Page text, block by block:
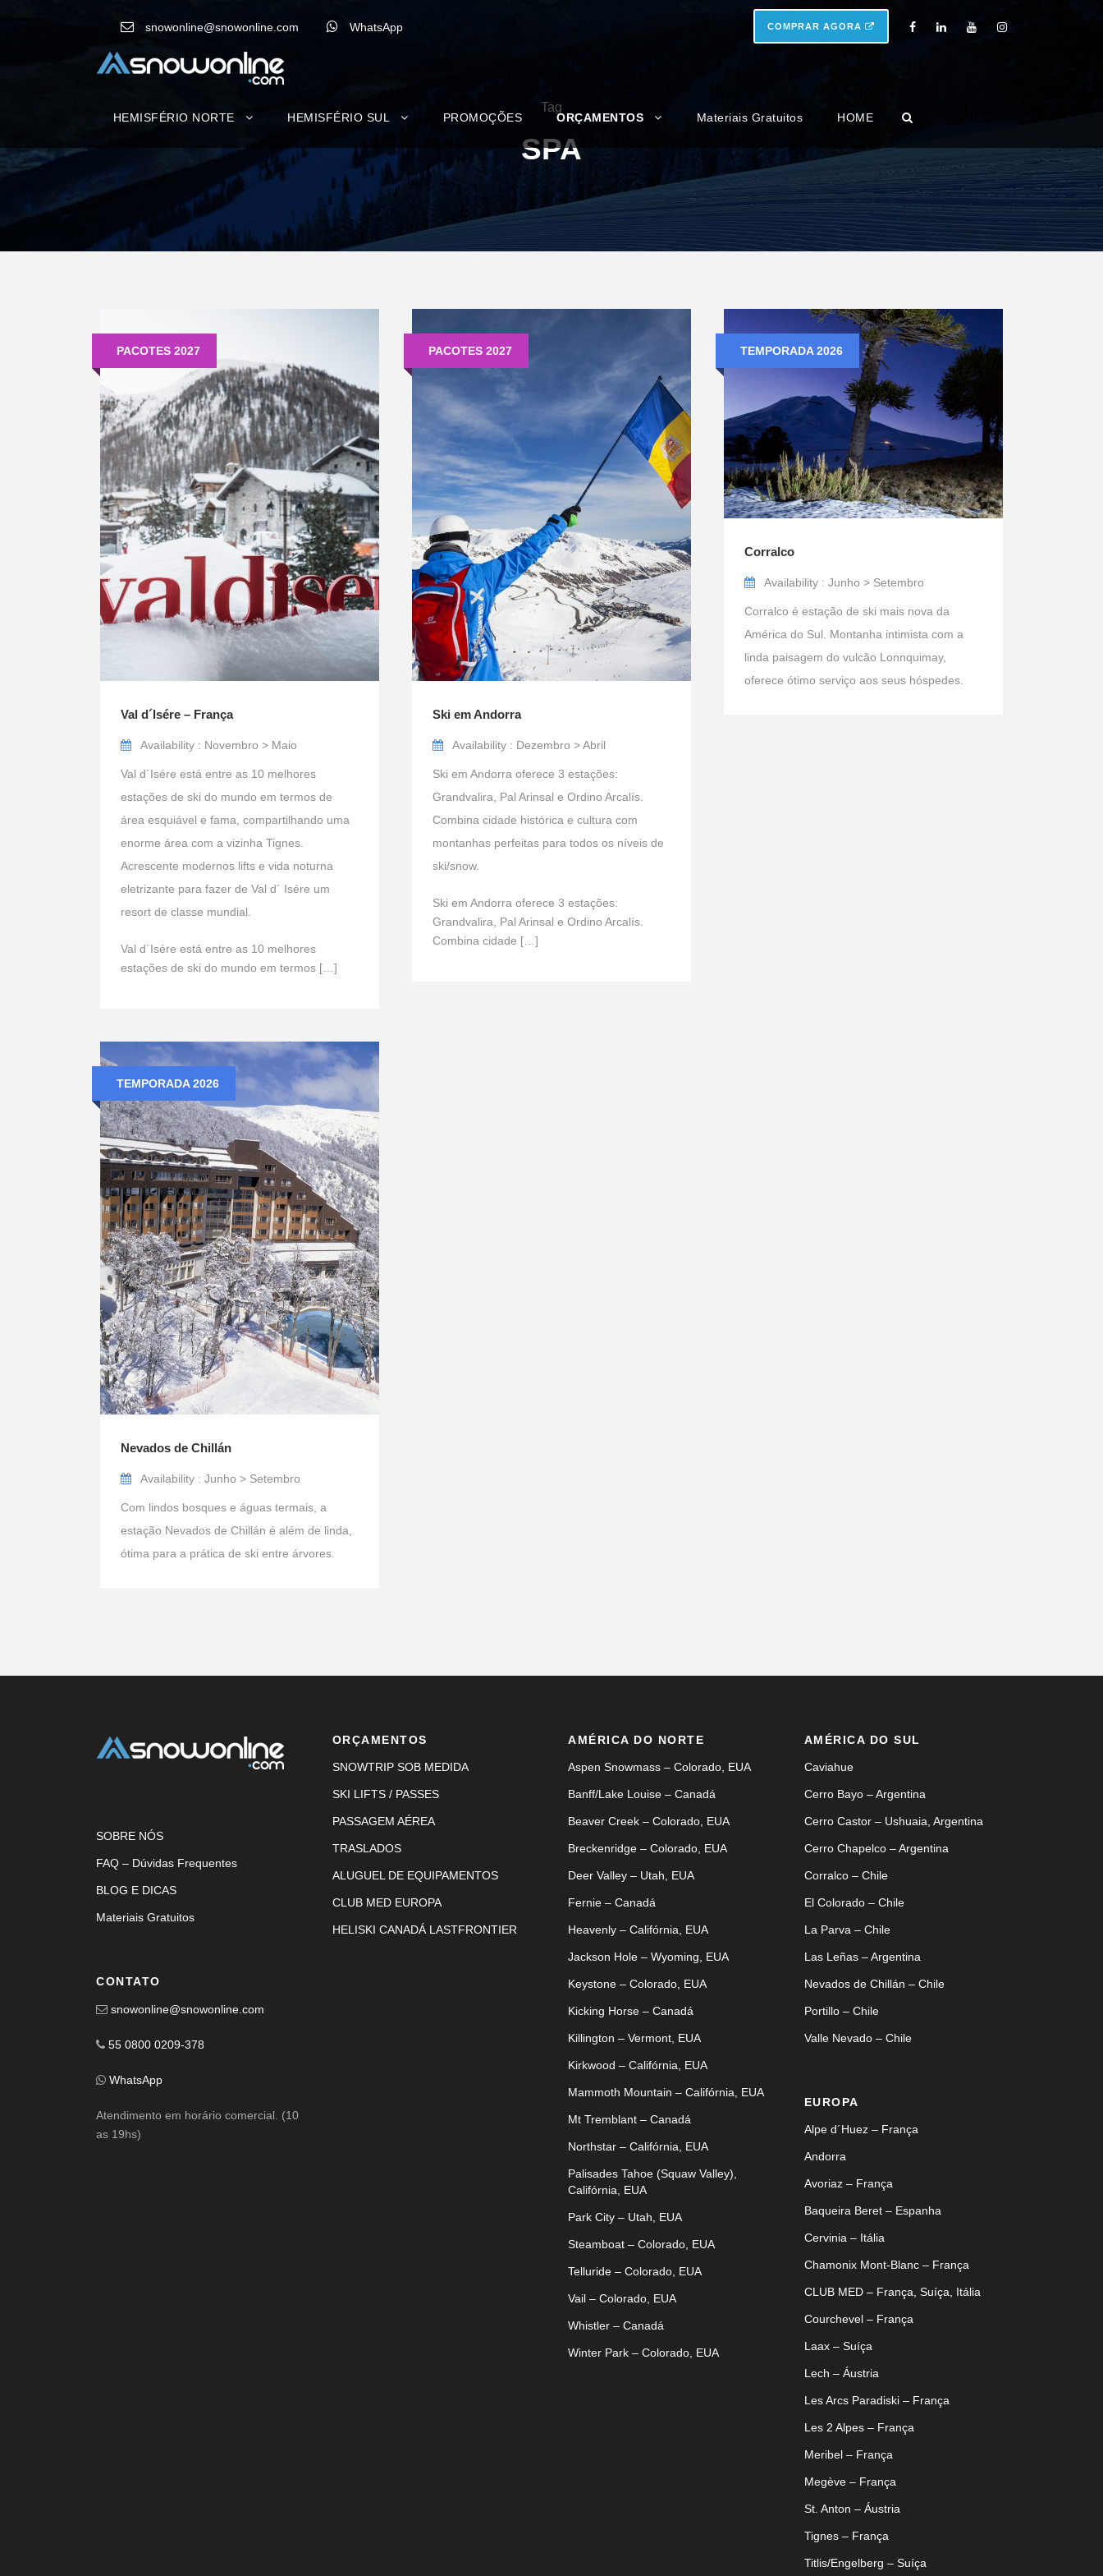
snowonline@snowonline.com WhatsApp COMPRAR AGORA
HEMISFÉRIO NORTE HEMISFÉRIO SUL PROMOÇÕES ORÇAMENTOS Materiais Gratuitos HOME
Tag
SPA
PACOTES 2027
Val d´Isére – França
Availability : Novembro > Maio
Val d´Isére está entre as 10 melhores
estações de ski do mundo em termos de
área esquiável e fama, compartilhando uma
enorme área com a vizinha Tignes.
Acrescente modernos lifts e vida noturna
eletrizante para fazer de Val d´ Isére um
resort de classe mundial.
Val d´Isére está entre as 10 melhores
estações de ski do mundo em termos […]
PACOTES 2027
Ski em Andorra
Availability : Dezembro > Abril
Ski em Andorra oferece 3 estações:
Grandvalira, Pal Arinsal e Ordino Arcalís.
Combina cidade histórica e cultura com
montanhas perfeitas para todos os níveis de
ski/snow.
Ski em Andorra oferece 3 estações:
Grandvalira, Pal Arinsal e Ordino Arcalís.
Combina cidade […]
TEMPORADA 2026
Corralco
Availability : Junho > Setembro
Corralco é estação de ski mais nova da
América do Sul. Montanha intimista com a
linda paisagem do vulcão Lonnquimay,
oferece ótimo serviço aos seus hóspedes.
TEMPORADA 2026
Nevados de Chillán
Availability : Junho > Setembro
Com lindos bosques e águas termais, a
estação Nevados de Chillán é além de linda,
ótima para a prática de ski entre árvores.
SOBRE NÓS
FAQ – Dúvidas Frequentes
BLOG E DICAS
Materiais Gratuitos
CONTATO
snowonline@snowonline.com
55 0800 0209-378
WhatsApp
Atendimento em horário comercial. (10
as 19hs)
ORÇAMENTOS
SNOWTRIP SOB MEDIDA
SKI LIFTS / PASSES
PASSAGEM AÉREA
TRASLADOS
ALUGUEL DE EQUIPAMENTOS
CLUB MED EUROPA
HELISKI CANADÁ LASTFRONTIER
AMÉRICA DO NORTE
Aspen Snowmass – Colorado, EUA
Banff/Lake Louise – Canadá
Beaver Creek – Colorado, EUA
Breckenridge – Colorado, EUA
Deer Valley – Utah, EUA
Fernie – Canadá
Heavenly – Califórnia, EUA
Jackson Hole – Wyoming, EUA
Keystone – Colorado, EUA
Kicking Horse – Canadá
Killington – Vermont, EUA
Kirkwood – Califórnia, EUA
Mammoth Mountain – Califórnia, EUA
Mt Tremblant – Canadá
Northstar – Califórnia, EUA
Palisades Tahoe (Squaw Valley),
Califórnia, EUA
Park City – Utah, EUA
Steamboat – Colorado, EUA
Telluride – Colorado, EUA
Vail – Colorado, EUA
Whistler – Canadá
Winter Park – Colorado, EUA
AMÉRICA DO SUL
Caviahue
Cerro Bayo – Argentina
Cerro Castor – Ushuaia, Argentina
Cerro Chapelco – Argentina
Corralco – Chile
El Colorado – Chile
La Parva – Chile
Las Leñas – Argentina
Nevados de Chillán – Chile
Portillo – Chile
Valle Nevado – Chile
EUROPA
Alpe d´Huez – França
Andorra
Avoriaz – França
Baqueira Beret – Espanha
Cervinia – Itália
Chamonix Mont-Blanc – França
CLUB MED – França, Suíça, Itália
Courchevel – França
Laax – Suíça
Lech – Áustria
Les Arcs Paradiski – França
Les 2 Alpes – França
Meribel – França
Megève – França
St. Anton – Áustria
Tignes – França
Titlis/Engelberg – Suíça